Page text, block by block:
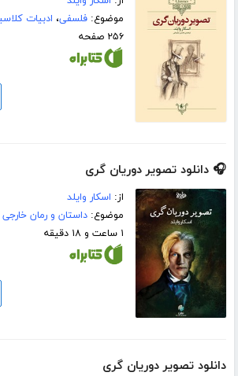
موضوع:فلسفی، ادبیات
۲۵۶ صفحه
🎧 دانلود تصویر دوریان گری
از: اسکار وایلد
موضوع:داستان و رمان خارجی
۱ ساعت و ۱۸ دقیقه
دانلود تصویر دوریان گری